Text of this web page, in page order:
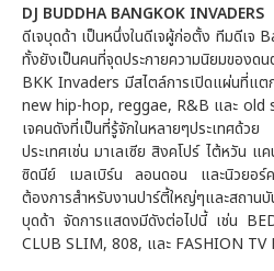
DJ BUDDHA BANGKOK INVADERS
ดีเจบุดด้า เป็นหนึ่งในดีเจผู้ก่อตั้ง ทีมดีเ
ทั้งยังเป็นคนที่จุดประกายความนิยมของดน
BKK Invaders มีสไตล์การเปิดแผ่นที่แต
new hip-hop, reggae, R&B และ old
เจคนดังที่เป็นที่รู้จักในหลายๆประเทศด้ว
ประเทศเช่น มาเลเซีย สิงคโปร์ ไต้หวัน แ
ซิดนีย์ เมลเบิร์น ลอนดอน และนิวยอร์
ต้องการสำหรับงานปาร์ตี้ใหญ่ๆและสถาน
บุดด้า จัดการแสดงมีดังต่อไปนี้ เช่น
CLUB SLIM, 808, และ FASHION TV